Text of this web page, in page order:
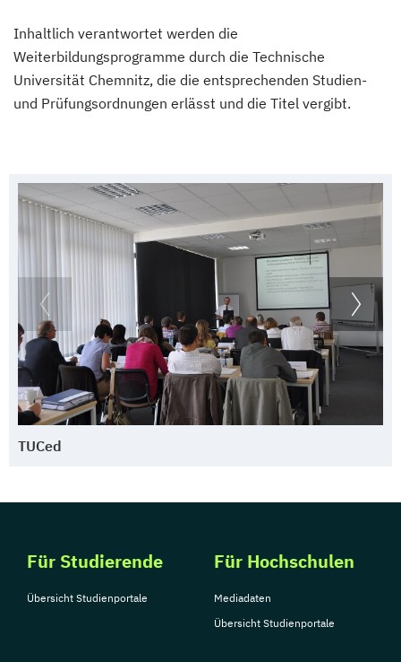
Inhaltlich verantwortet werden die
Weiterbildungsprogramme durch die Technische
Universität Chemnitz, die die entsprechenden Studien-
und Prüfungsordnungen erlässt und die Titel vergibt.
TUCed
Für Studierende
Übersicht Studienportale
Für Hochschulen
Mediadaten
Übersicht Studienportale